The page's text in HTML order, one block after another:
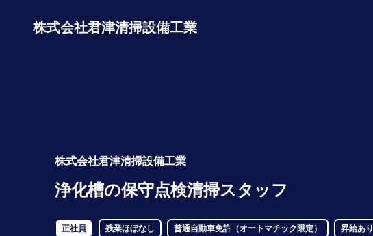
株式会社君津清掃設備工業
株式会社君津清掃設備工業
浄化槽の保守点検清掃スタッフ
正社員 残業ほぼなし 普通自動車免許（オートマチック限定） 昇給あり